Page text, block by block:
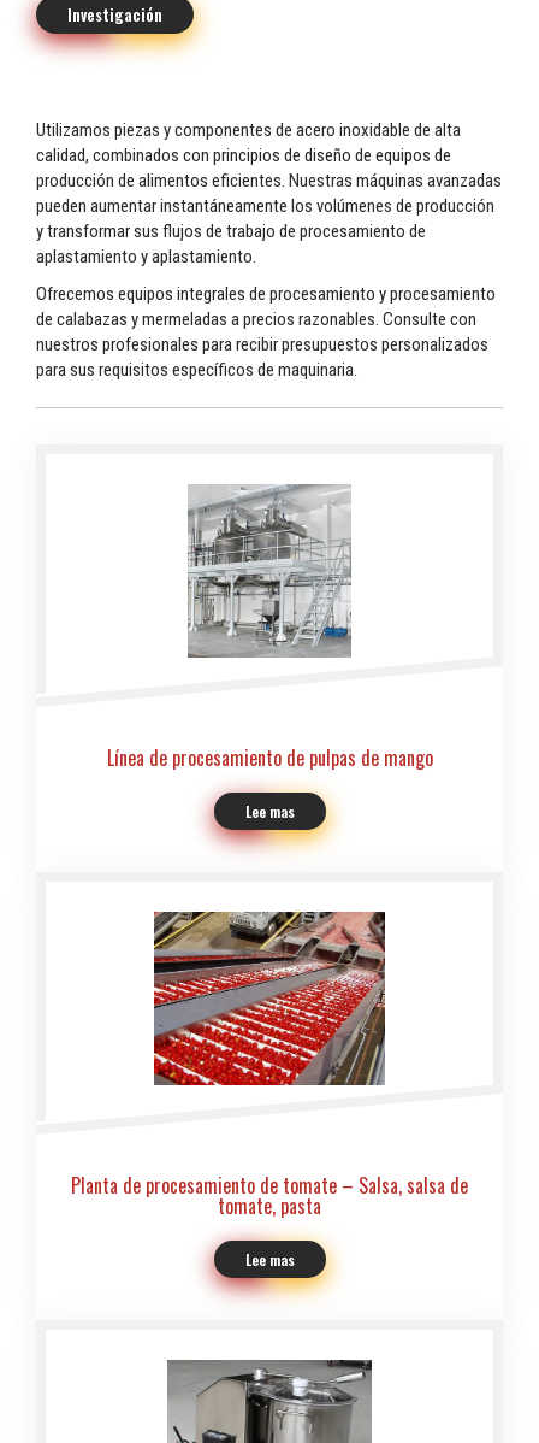
Investigación
Utilizamos piezas y componentes de acero inoxidable de alta
calidad, combinados con principios de diseño de equipos de
producción de alimentos eficientes. Nuestras máquinas avanzadas
pueden aumentar instantáneamente los volúmenes de producción
y transformar sus flujos de trabajo de procesamiento de
aplastamiento y aplastamiento.
Ofrecemos equipos integrales de procesamiento y procesamiento
de calabazas y mermeladas a precios razonables. Consulte con
nuestros profesionales para recibir presupuestos personalizados
para sus requisitos específicos de maquinaria.
Línea de procesamiento de pulpas de mango
Lee mas
Planta de procesamiento de tomate – Salsa, salsa de
tomate, pasta
Lee mas